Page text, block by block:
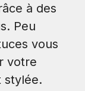
à des
Peu
vous
votre
stylée.